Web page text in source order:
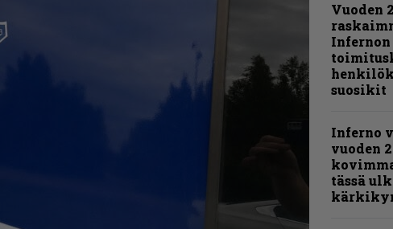
Vuoden
Infernon
suosikit
Inferno
vuoden
tässä